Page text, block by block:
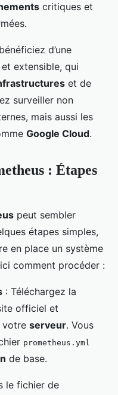
critiques et
d’une
extensible, qui
et de
surveiller non
mais aussi les
Google Cloud.
: Étapes
peut sembler
étapes simples,
en place un système
comment procéder :
: Téléchargez la
officiel et
votre serveur. Vous
prometheus.yml
de base.
le fichier de